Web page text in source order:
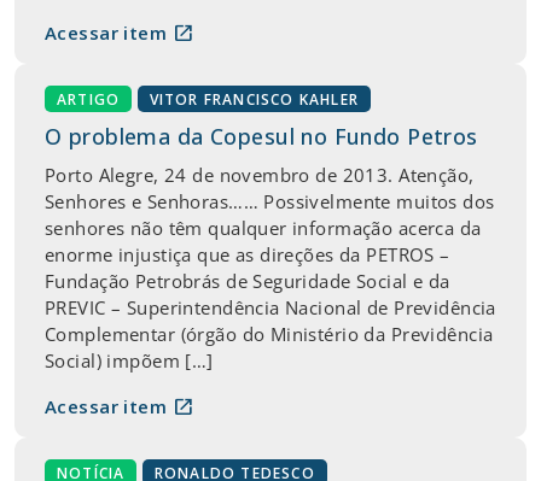
Acessar item open_in_new
ARTIGO VITOR FRANCISCO KAHLER
O problema da Copesul no Fundo Petros
Porto Alegre, 24 de novembro de 2013. Atenção,
Senhores e Senhoras…… Possivelmente muitos dos
senhores não têm qualquer informação acerca da
enorme injustiça que as direções da PETROS –
Fundação Petrobrás de Seguridade Social e da
PREVIC – Superintendência Nacional de Previdência
Complementar (órgão do Ministério da Previdência
Social) impõem […]
Acessar item open_in_new
NOTÍCIA RONALDO TEDESCO